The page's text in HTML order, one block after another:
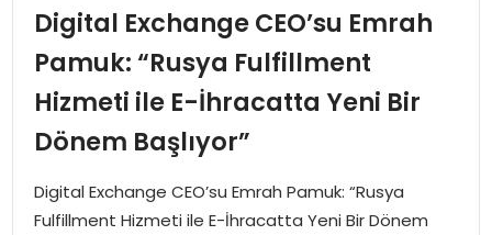
EĞITIM
EKONOMI
SAĞLIK
Digital Exchange CEO’su Emrah
Pamuk: “Rusya Fulfillment
Hizmeti ile E-İhracatta Yeni Bir
Dönem Başlıyor”
Digital Exchange CEO’su Emrah Pamuk: “Rusya
Fulfillment Hizmeti ile E-İhracatta Yeni Bir Dönem